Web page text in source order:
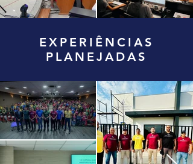
EXPERIÊNCIAS
PLANEJADAS